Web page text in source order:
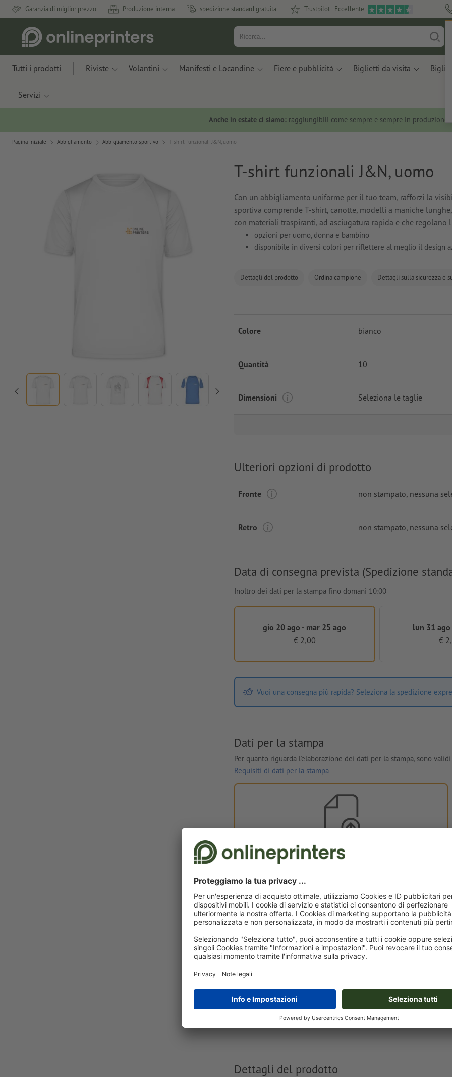
Garanzia di miglior prezzo Produzione interna spedizione standard gratuita Trustpilot - Eccellente
Tutti i prodotti Riviste Volantini Manifesti e Locandine Fiere e pubblicità Biglietti da visita
Servizi
Anche in estate ci siamo: raggiungibili come sempre e sempre in produzione.
Pagina iniziale Abbigliamento Abbigliamento sportivo T-shirt funzionali J&N, uomo
T-shirt funzionali J&N, uomo
Con un abbigliamento uniforme per il tuo team, rafforzi la
sportiva comprende T-shirt, canotte, modelli a maniche
con materiali traspiranti, ad asciugatura rapida e che
opzioni per uomo, donna e bambino
disponibile in diversi colori per riflettere al meglio il design
Dettagli del prodotto Ordina campione Dettagli sulla sicurezza e
Colore bianco
Quantità 10
Dimensioni Seleziona le taglie
Ulteriori opzioni di prodotto
Fronte non stampato, nessuna
Retro non stampato, nessuna
Data di consegna prevista (Spedizione
Inoltro dei dati per la stampa fino domani 10:00
gio 20 ago - mar 25 ago
€ 2,00
lun 31
€
Vuoi una consegna più rapida? Seleziona la spedizione
Dati per la stampa
Per quanto riguarda l'elaborazione dei dati per la stampa, sono validi
Requisiti di dati per la stampa
Dati per la stampa personali
È possibile caricare i dati per la stampa prima o dopo
l'acquisto.
Carica adesso
IVA esclusa
€ 152,46 €
gio 20 ago - mar 25 ago
Peso: ca.1,72 kg
Dettagli del prodotto